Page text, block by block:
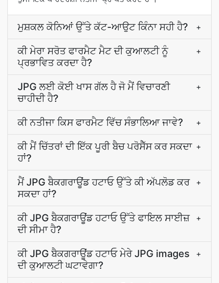
ਮੁਸ਼ਕਲ ਕੋਨਿਆਂ ਉੱਤੇ ਕੱਟ-ਆਉਟ ਕਿੰਨਾ ਸਹੀ ਹੈ? +
ਕੀ ਮੇਰਾ ਸਰੋਤ ਫਾਰਮੈਟ ਮੈਟ ਦੀ ਕੁਆਲਟੀ ਨੂੰ
ਪ੍ਰਭਾਵਿਤ ਕਰਦਾ ਹੈ?
+
JPG ਲਈ ਕੋਈ ਖਾਸ ਗੱਲ ਹੈ ਜੋ ਮੈਂ ਵਿਚਾਰਣੀ
ਚਾਹੀਦੀ ਹੈ?
+
ਕੀ ਨਤੀਜਾ ਕਿਸ ਫਾਰਮੈਟ ਵਿੱਚ ਸੰਭਾਲਿਆ ਜਾਵੇ? +
ਕੀ ਮੈਂ ਚਿੱਤਰਾਂ ਦੀ ਇੱਕ ਪੂਰੀ ਬੈਚ ਪਰੋਸੈੱਸ ਕਰ ਸਕਦਾ
ਹਾਂ?
+
ਮੈਂ JPG ਬੈਕਗਰਾਊਂਡ ਹਟਾਓ ਉੱਤੇ ਕੀ ਅੱਪਲੋਡ ਕਰ
ਸਕਦਾ ਹਾਂ?
+
ਕੀ JPG ਬੈਕਗਰਾਊਂਡ ਹਟਾਓ ਉੱਤੇ ਫਾਇਲ ਸਾਈਜ਼
ਦੀ ਸੀਮਾ ਹੈ?
+
ਕੀ JPG ਬੈਕਗਰਾਊਂਡ ਹਟਾਓ ਮੇਰੇ JPG images
ਦੀ ਕੁਆਲਟੀ ਘਟਾਵੇਗਾ?
+